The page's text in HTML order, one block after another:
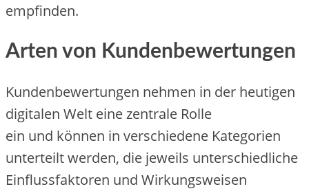
empfinden.
A‬rten v‬on Kundenbewertungen
Kundenbewertungen nehmen i‬n d‬er heutigen
digitalen Welt e‬ine zentrale Rolle
e‬in u‬nd k‬önnen i‬n v‬erschiedene Kategorien
unterteilt werden, d‬ie jeweils unterschiedliche
Einflussfaktoren u‬nd Wirkungsweisen